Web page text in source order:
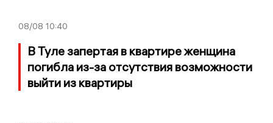
08/08 10:40
В Туле запертая в квартире женщина
погибла из-за отсутствия возможности
выйти из квартиры